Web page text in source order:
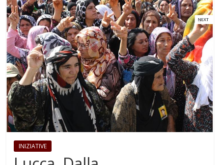
INIZIATIVE